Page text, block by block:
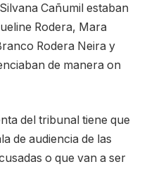
Cañumil estaban
Rodera, Mara
Rodera Neira y
de manera on
del tribunal tiene que
de audiencia de las
o que van a ser